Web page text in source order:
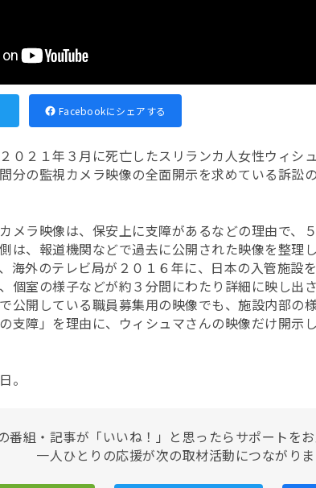
Facebookにシェアする
０２１年３月に死亡したスリランカ人女性ウィシ
分の監視カメラ映像の全面開示を求めている訴訟
メラ映像は、保安上に支障があるなどの理由で、
は、報道機関などで過去に公開された映像を整理
海外のテレビ局が ２０１６年に、日本の入管施設
個室の様子などが約３分間にわたり詳細に映し出
公開している職員募集用の映像でも、施設内部の
支障」を理由に、 ウィシュマさんの映像だけ開示
。
番組・記事が「いいね！」と思ったらサポートをお
一人ひとりの応援が次の取材活動につながりま